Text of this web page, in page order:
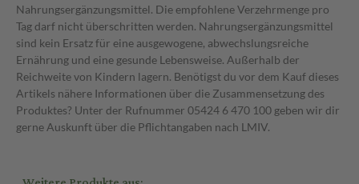
Nahrungsergänzungsmittel. Die empfohlene Verzehrmenge pro
Tag darf nicht überschritten werden. Nahrungsergänzungsmittel
sind kein Ersatz für eine ausgewogene, abwechslungsreiche
Ernährung und eine gesunde Lebensweise. Außerhalb der
Reichweite von Kindern lagern. Benötigst du vor dem Kauf dieses
Artikels nähere Informationen über die Zusammensetzung des
Produktes? Unter der Rufnummer 05424 6 470 100 geben wir dir
gerne Auskunft über die Pflichtangaben nach LMIV.